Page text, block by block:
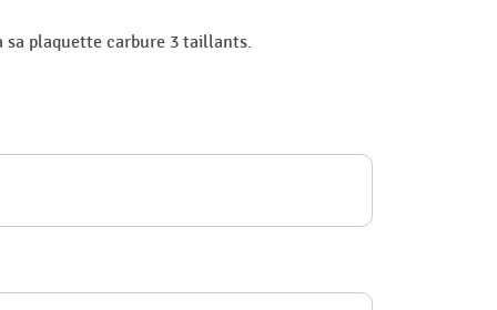
sa plaquette carbure 3 taillants.